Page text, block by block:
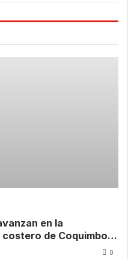
en la
de Coquimbo
0